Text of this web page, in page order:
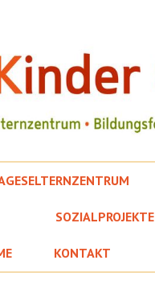
SOZIALPROJEKTE
KONTAKT